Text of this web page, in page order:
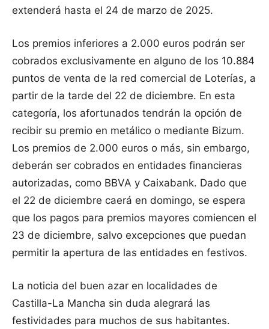
extenderá hasta el 24 de marzo de 2025.
Los premios inferiores a 2.000 euros podrán ser
cobrados exclusivamente en alguno de los 10.884
puntos de venta de la red comercial de Loterías, a
partir de la tarde del 22 de diciembre. En esta
categoría, los afortunados tendrán la opción de
recibir su premio en metálico o mediante Bizum.
Los premios de 2.000 euros o más, sin embargo,
deberán ser cobrados en entidades financieras
autorizadas, como BBVA y Caixabank. Dado que
el 22 de diciembre caerá en domingo, se espera
que los pagos para premios mayores comiencen el
23 de diciembre, salvo excepciones que puedan
permitir la apertura de las entidades en festivos.
La noticia del buen azar en localidades de
Castilla-La Mancha sin duda alegrará las
festividades para muchos de sus habitantes.